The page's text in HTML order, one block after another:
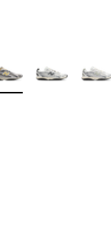
de couleurs